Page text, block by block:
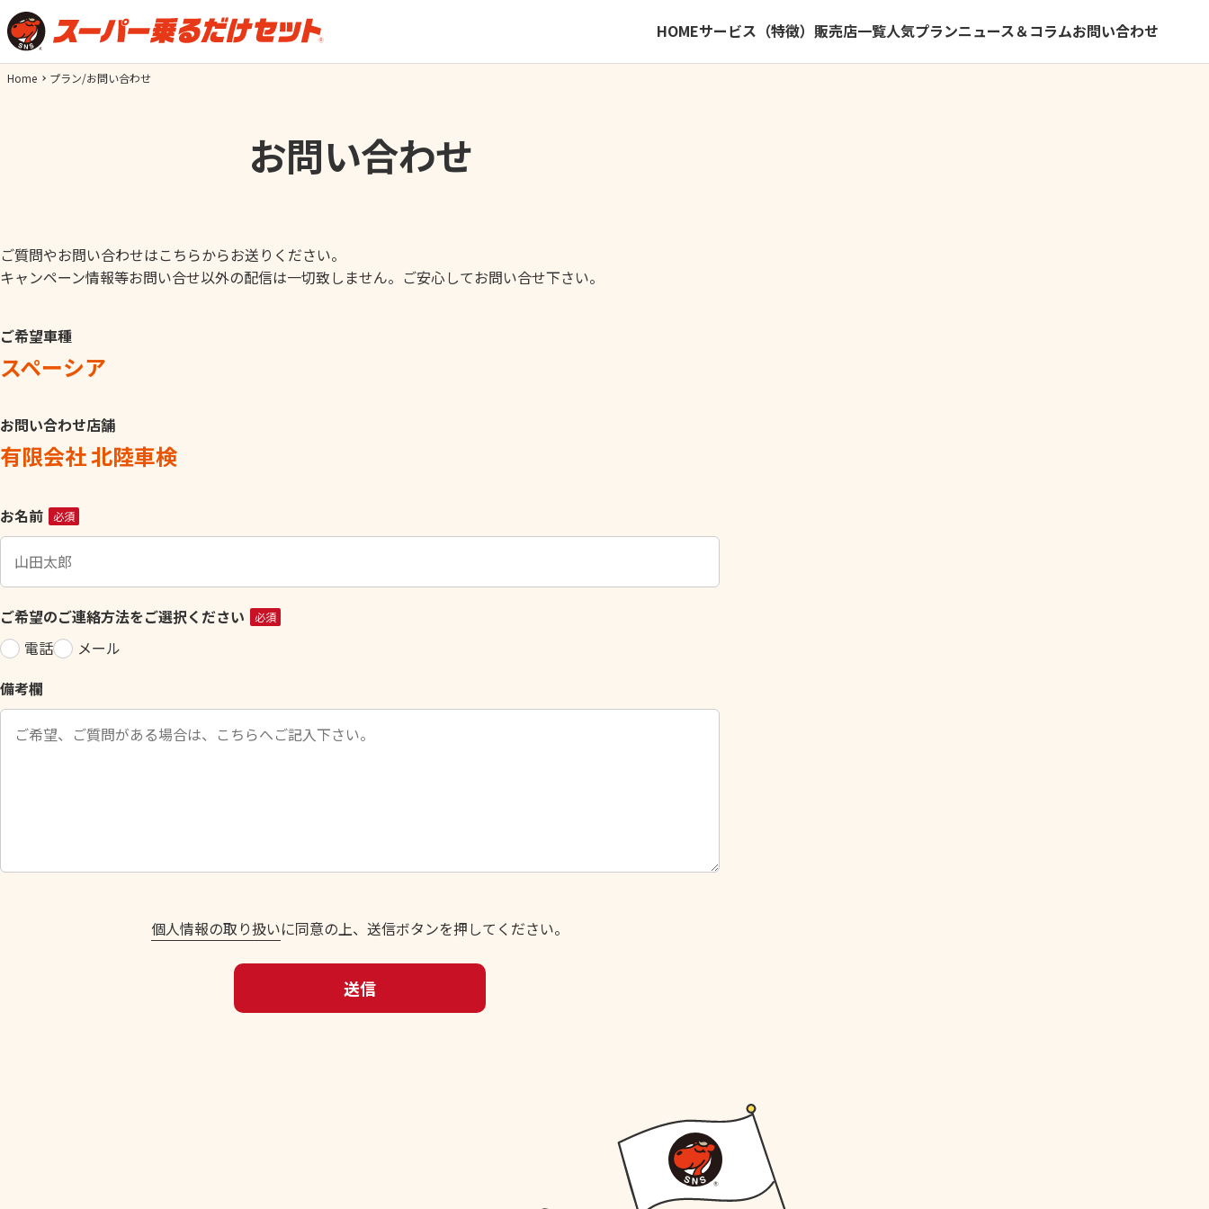
HOMEサービス（特徴） 販売店一覧人気プランニュース＆コラムお問い合わせ
Home プラン/お問い合わせ
お問い合わせ
ご質問やお問い合わせはこちらからお送りください。
キャンペーン情報等お問い合せ以外の配信は一切致しません。ご安心してお問い合せ下さい。
ご希望車種
スペーシア
お問い合わせ店舗
有限会社 北陸車検
こ
の
ィ
ー
ル
ド
空
の
だ
お名前 必須
ご希望のご連絡方法をご選択ください 必須
電話
メール
備考欄
個人情報の取り扱いに同意の上、送信ボタンを押してください。